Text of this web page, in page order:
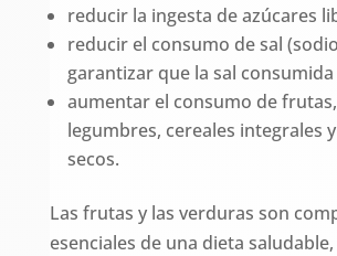
reducir la ingesta de azúcares
reducir el consumo de sal
garantizar que la sal
aumentar el consumo de
legumbres, cereales integrales
secos.
Las frutas y las verduras son
esenciales de una dieta